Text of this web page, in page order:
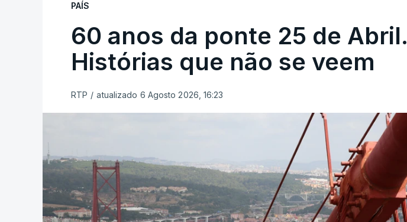
PAÍS
60 anos da ponte 25 de Abril.
Histórias que não se veem
RTP / atualizado 6 Agosto 2026, 16:23